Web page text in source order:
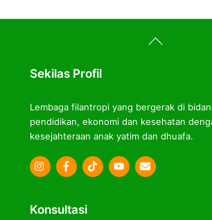
Back
To
Sekilas Profil
Lembaga filantropi yang bergerak di
pendidikan, ekonomi dan kesehatan
kesejahteraan anak yatim dan dhuafa.
Icon
Icon
Icon
Konsultasi